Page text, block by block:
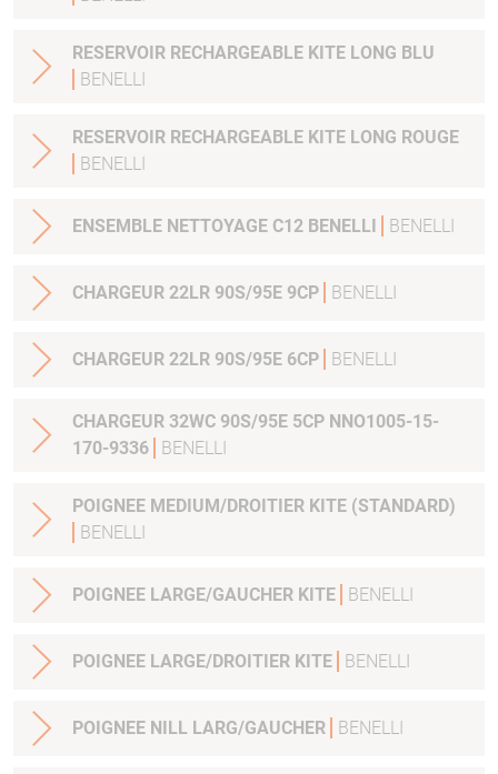
RESERVOIR RECHARGEABLE KITE LONG BLU
BENELLI
RESERVOIR RECHARGEABLE KITE LONG ROUGE
BENELLI
ENSEMBLE NETTOYAGE C12 BENELLI BENELLI
CHARGEUR 22LR 90S/95E 9CP BENELLI
CHARGEUR 22LR 90S/95E 6CP BENELLI
CHARGEUR 32WC 90S/95E 5CP NNO1005-15-
170-9336
BENELLI
POIGNEE MEDIUM/DROITIER KITE (STANDARD)
BENELLI
POIGNEE LARGE/GAUCHER KITE BENELLI
POIGNEE LARGE/DROITIER KITE BENELLI
POIGNEE NILL LARG/GAUCHER BENELLI